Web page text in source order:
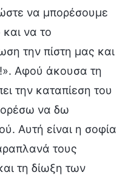
να μπορέσουμε
να το
την πίστη μας και
Αφού άκουσα τη
την καταπίεση του
να δω
Αυτή είναι η σοφία
τους
τη δίωξη των